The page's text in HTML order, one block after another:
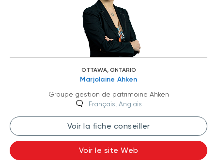
OTTAWA, ONTARIO
Marjolaine Ahken
Groupe gestion de patrimoine Ahken
Français, Anglais
Voir la fiche conseiller
Voir le site Web